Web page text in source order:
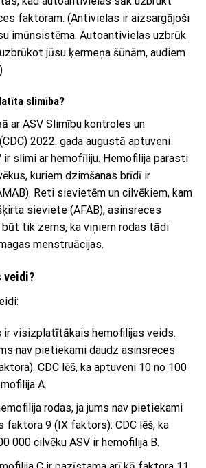
faktoram. (Antivielas ir aizsargājoši
imūnsistēma. Autoantivielas uzbrūk
jūsu ķermeņa šūnām, audiem
slimība?
ar ASV Slimību kontroles un
2022. gada augustā aptuveni
ir slimi ar hemofīliju. Hemofilija parasti
kuriem dzimšanas brīdī ir
Reti sievietēm un cilvēkiem, kam
sieviete (AFAB), asinsreces
tik zems, ka viņiem rodas tādi
menstruācijas.
veidi?
ir visizplatītākais hemofilijas veids.
nav pietiekami daudz asinsreces
CDC lēš, ka aptuveni 10 no 100
A.
rodas, ja jums nav pietiekami
faktora 9 (IX faktors). CDC lēš, ka
000 cilvēku ASV ir hemofilija B.